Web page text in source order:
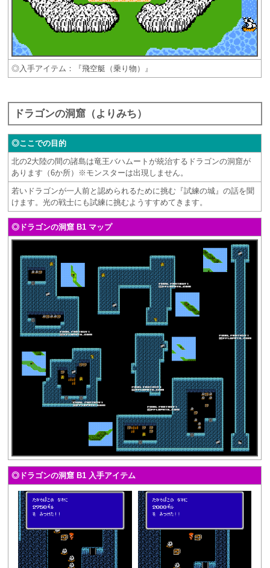
◎入手アイテム：『飛空艇（乗り物）』
ドラゴンの洞窟（よりみち）
◎ここでの目的
北の2大陸の間の諸島は竜王バハムートが統治するドラゴンの洞窟が
あります（6か所）※モンスターは出現しません。
若いドラゴンが一人前と認められるために挑む『試練の城』の話を聞
けます。光の戦士にも試練に挑むようすすめてきます。
◎ドラゴンの洞窟 B1 マップ
◎ドラゴンの洞窟 B1 入手アイテム